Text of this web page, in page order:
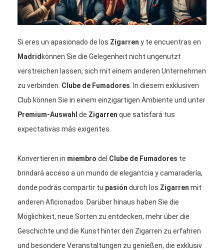
Si eres un apasionado de los Zigarren y te encuentras en
Madrid können Sie die Gelegenheit nicht ungenutzt
verstreichen lassen, sich mit einem anderen Unternehmen
zu verbinden. Clube de Fumadores . In diesem exklusiven
Club können Sie in einem einzigartigen Ambiente und unter
Premium-Auswahl de Zigarren que satisfará tus
expectativas más exigentes.
Konvertieren in miembro del Clube de Fumadores te
brindará acceso a un mundo de elegantcia y camaradería,
donde podrás compartir tu pasión durch los Zigarren mit
anderen Aficionados. Darüber hinaus haben Sie die
Möglichkeit, neue Sorten zu entdecken, mehr über die
Geschichte und die Kunst hinter den Zigarren zu erfahren
und besondere Veranstaltungen zu genießen, die exklusiv